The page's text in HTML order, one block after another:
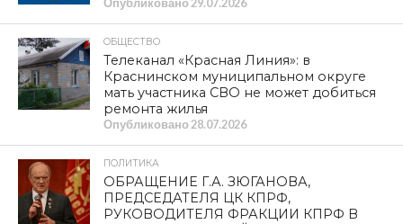
НОВОСТИ
Суд признал Бандеру, Мельника,
Шухевича, ОУН* и УПА* пособниками
нацистской Германии
Опубликовано 04.08.2026
ВЛАСТЬ
Коекакеры на новых скоростях
Опубликовано04.08.2026
ОБЩЕСТВО